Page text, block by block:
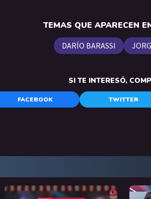
TEMAS QUE APARECEN
DARÍO BARASSI
SI TE INTERESÓ,
FACEBOOK TWITTER